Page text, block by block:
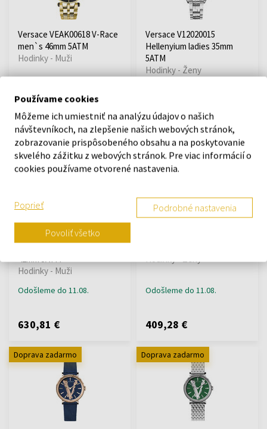
Versace VEAK00618 V-Race
men`s 46mm 5ATM
Hodinky - Muži
622,81 €
Versace V12020015
Hellenyium ladies 35mm
5ATM
Hodinky - Ženy
510,88 €
Doprava zadarmo
Versace V11030015
Hellenyium GMT men`s
Hodinky - Muži
Odošleme do 11.08.
630,81 €
Doprava zadarmo
Odošleme do 11.08.
409,28 €
Doprava zadarmo Doprava zadarmo
Používame cookies
Môžeme ich umiestniť na analýzu údajov o našich
návštevníkoch, na zlepšenie našich webových stránok,
zobrazovanie prispôsobeného obsahu a na poskytovanie
skvelého zážitku z webových stránok. Pre viac informácií o
cookies používame otvorené nastavenia.
Poprieť Podrobné nastavenia
Povoliť všetko